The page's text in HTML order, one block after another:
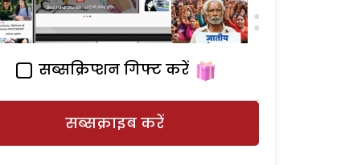
सब्सक्रिप्शन गिफ्ट करें
सब्सक्राइब करें